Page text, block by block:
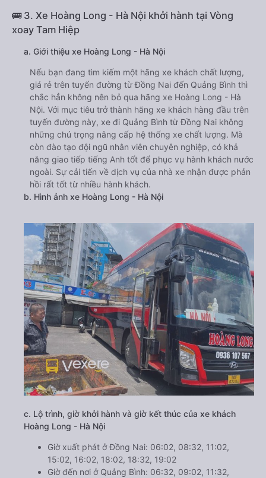
🚌 3. Xe Hoàng Long - Hà Nội khởi hành tại Vòng
xoay Tam Hiệp
a. Giới thiệu xe Hoàng Long - Hà Nội
Nếu bạn đang tìm kiếm một hãng xe khách chất lượng,
giá rẻ trên tuyến đường từ Đồng Nai đến Quảng Bình thì
chắc hẳn không nên bỏ qua hãng xe Hoàng Long - Hà
Nội. Với mục tiêu trở thành hãng xe khách hàng đầu trên
tuyến đường này, xe đi Quảng Bình từ Đồng Nai không
những chú trọng nâng cấp hệ thống xe chất lượng. Mà
còn đào tạo đội ngũ nhân viên chuyên nghiệp, có khả
năng giao tiếp tiếng Anh tốt để phục vụ hành khách nước
ngoài. Sự cải tiến về dịch vụ của nhà xe nhận được phản
hồi rất tốt từ nhiều hành khách.
b. Hình ảnh xe Hoàng Long - Hà Nội
c. Lộ trình, giờ khởi hành và giờ kết thúc của xe khách
Hoàng Long - Hà Nội
Giờ xuất phát ở Đồng Nai: 06:02, 08:32, 11:02,
15:02, 16:02, 18:02, 18:32, 19:02
Giờ đến nơi ở Quảng Bình: 06:32, 09:02, 11:32,